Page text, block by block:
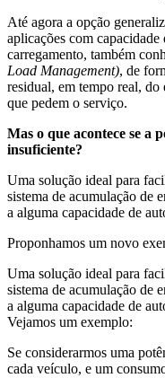
Até agora a opção
aplicações com
carregamento, também
Load Management), de
residual, em tempo real,
que pedem o serviço.
Mas o que acontece se a
insuficiente?
Uma solução ideal para
sistema de acumulação de
a alguma capacidade de
Proponhamos um novo
Uma solução ideal para
sistema de acumulação de
a alguma capacidade de
Vejamos um exemplo:
Se considerarmos uma
cada veículo, e um